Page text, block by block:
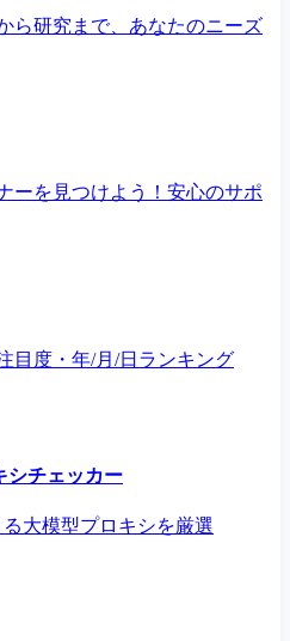
ら研究まで、あなたのニーズ
ーを見つけよう！安心のサポ
目度・年/月/日ランキング
シチェッカー
大模型プロキシを厳選